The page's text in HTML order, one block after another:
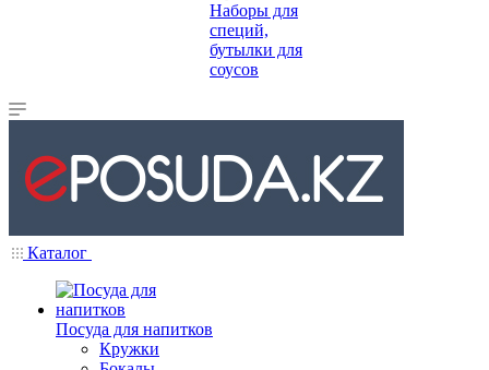
Наборы для
специй,
бутылки для
соусов
Каталог
Посуда для напитков
Кружки